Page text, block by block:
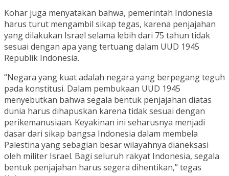
Kohar juga menyatakan bahwa, pemerintah Indonesia
harus turut mengambil sikap tegas, karena penjajahan
yang dilakukan Israel selama lebih dari 75 tahun tidak
sesuai dengan apa yang tertuang dalam UUD 1945
Republik Indonesia.
“Negara yang kuat adalah negara yang berpegang teguh
pada konstitusi. Dalam pembukaan UUD 1945
menyebutkan bahwa segala bentuk penjajahan diatas
dunia harus dihapuskan karena tidak sesuai dengan
perikemanusiaan. Keyakinan ini seharusnya menjadi
dasar dari sikap bangsa Indonesia dalam membela
Palestina yang sebagian besar wilayahnya dianeksasi
oleh militer Israel. Bagi seluruh rakyat Indonesia, segala
bentuk penjajahan harus segera dihentikan,” tegas